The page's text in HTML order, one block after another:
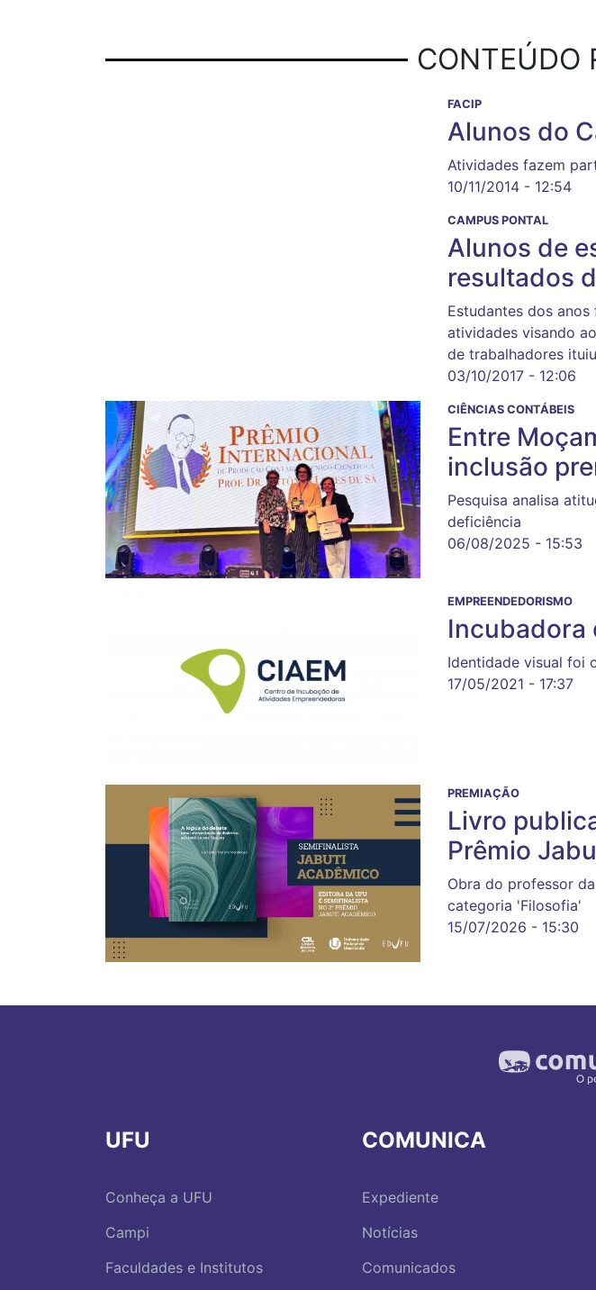
CONTEÚDO
FACIP
Alunos do
Atividades fazem
10/11/2014 - 12:54
CAMPUS PONTAL
Alunos de
resultados
Estudantes dos
atividades visando
de trabalhadores
03/10/2017 - 12:06
CIÊNCIAS CONTÁBEIS
Entre
inclusão
Pesquisa analisa
deficiência
06/08/2025 - 15:53
EMPREENDEDORISMO
Incubadora
Identidade visual foi
17/05/2021 - 17:37
PREMIAÇÃO
Livro
Prêmio
Obra do professor
categoria 'Filosofia'
15/07/2026 - 15:30
UFU
Conheça a UFU
Campi
Faculdades e Institutos
COMUNICA
Expediente
Notícias
Comunicados